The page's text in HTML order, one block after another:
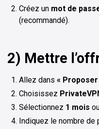
Créez un mot de
(recommandé).
2) Mettre
Allez dans « Proposer
Choisissez
Sélectionnez 1 mois
Indiquez le nombre de